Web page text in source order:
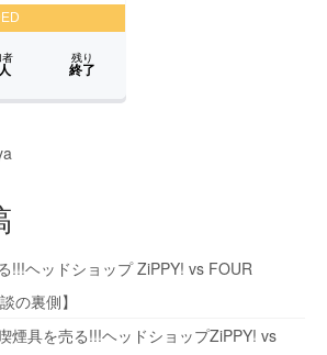
!!!ヘッドショップ ZiPPY! vs FOUR
の裏側】
煙具を売る!!!ヘッドショップZiPPY! vs